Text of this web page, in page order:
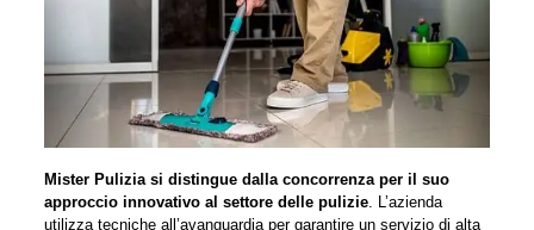
Mister Pulizia si distingue dalla concorrenza per il suo
approccio innovativo al settore delle pulizie. L’azienda
utilizza tecniche all’avanguardia per garantire un servizio di alta